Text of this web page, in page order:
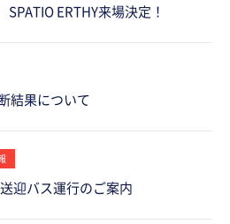
ERTHY来場決定！
結果について
迎バス運行のご案内